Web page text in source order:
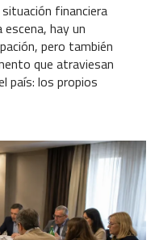
financiera
hay un
pero también
que atraviesan
país: los propios